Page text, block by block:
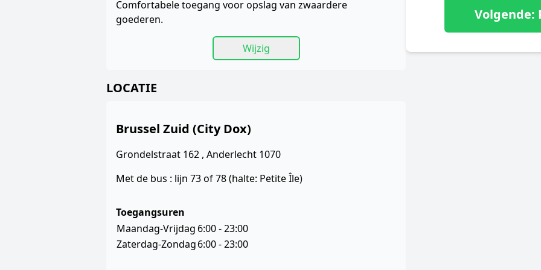
Comfortabele toegang voor opslag van zwaardere
goederen.
Wijzig
LOCATIE
Brussel Zuid (City Dox)
Grondelstraat 162 , Anderlecht 1070
Met de bus : lijn 73 of 78 (halte: Petite Île)
Toegangsuren
Maandag-Vrijdag 6:00 - 23:00
Zaterdag-Zondag6:00 - 23:00
Volgende: